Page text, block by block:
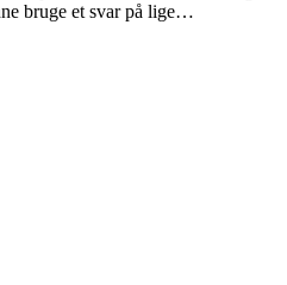
bruge et svar på lige…